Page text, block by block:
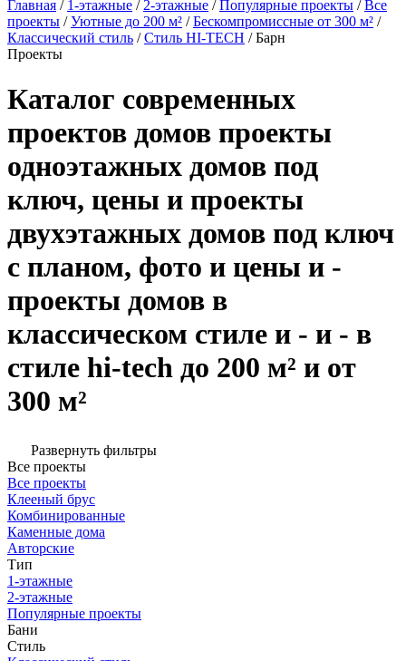
Главная / 1-этажные / 2-этажные /Популярные проекты /Все
проекты /Уютные до 200 м² /Бескомпромиссные от 300 м² /
Классический стиль /Стиль HI-TECH /Барн
Проекты
Каталог современных
проектов домов проекты
одноэтажных домов под
ключ, цены и проекты
двухэтажных домов под ключ
с планом, фото и цены и -
проекты домов в
классическом стиле и - и - в
стиле hi-tech до 200 м² и от
300 м²
Развернуть фильтры
Все проекты
Все проекты
Клееный брус
Комбинированные
Каменные дома
Авторские
Тип
1-этажные
2-этажные
Популярные проекты
Бани
Стиль